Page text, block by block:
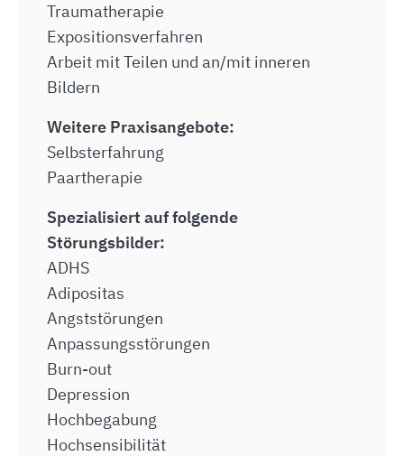
Traumatherapie
Expositionsverfahren
Arbeit mit Teilen und an/mit inneren
Bildern
Weitere Praxisangebote:
Selbsterfahrung
Paartherapie
Spezialisiert auf folgende
Störungsbilder:
ADHS
Adipositas
Angststörungen
Anpassungsstörungen
Burn-out
Depression
Hochbegabung
Hochsensibilität